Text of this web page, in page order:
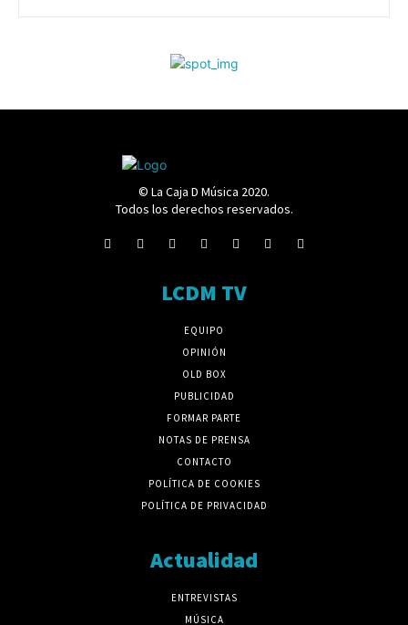
© La Caja D Música 2020.
Todos los derechos reservados.
LCDM TV
EQUIPO
OPINIÓN
OLD BOX
PUBLICIDAD
FORMAR PARTE
NOTAS DE PRENSA
CONTACTO
POLÍTICA DE COOKIES
POLÍTICA DE PRIVACIDAD
Actualidad
ENTREVISTAS
MÚSICA